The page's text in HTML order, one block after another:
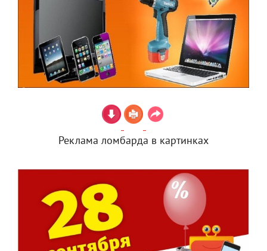
Реклама ломбарда в картинках